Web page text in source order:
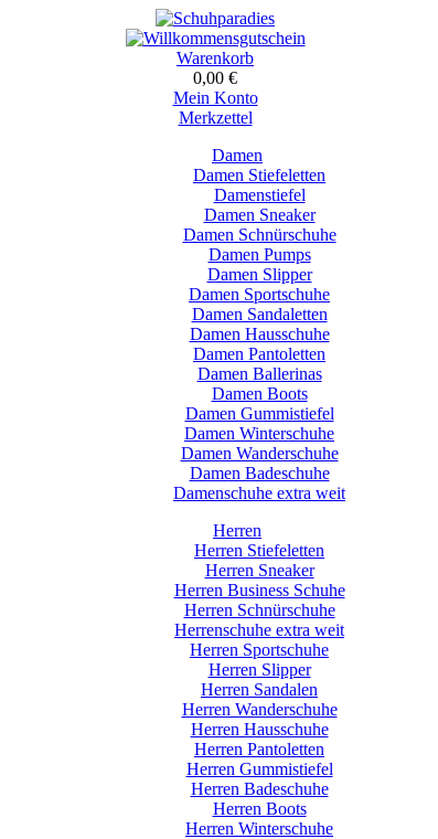
Warenkorb
0,00 €
Mein Konto
Merkzettel
Damen
Damen Stiefeletten
Damenstiefel
Damen Sneaker
Damen Schnürschuhe
Damen Pumps
Damen Slipper
Damen Sportschuhe
Damen Sandaletten
Damen Hausschuhe
Damen Pantoletten
Damen Ballerinas
Damen Boots
Damen Gummistiefel
Damen Winterschuhe
Damen Wanderschuhe
Damen Badeschuhe
Damenschuhe extra weit
Herren
Herren Stiefeletten
Herren Sneaker
Herren Business Schuhe
Herren Schnürschuhe
Herrenschuhe extra weit
Herren Sportschuhe
Herren Slipper
Herren Sandalen
Herren Wanderschuhe
Herren Hausschuhe
Herren Pantoletten
Herren Gummistiefel
Herren Badeschuhe
Herren Boots
Herren Winterschuhe